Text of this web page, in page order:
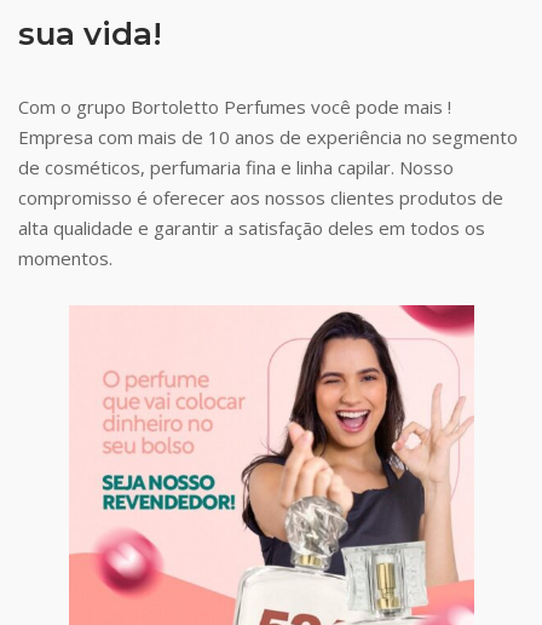
sua vida!
Com o grupo Bortoletto Perfumes você pode mais !
Empresa com mais de 10 anos de experiência no segmento
de cosméticos, perfumaria fina e linha capilar. Nosso
compromisso é oferecer aos nossos clientes produtos de
alta qualidade e garantir a satisfação deles em todos os
momentos.